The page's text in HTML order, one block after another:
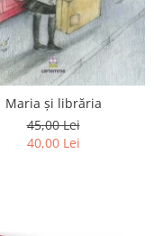
Maria și librăria
45,00 Lei
40,00 Lei